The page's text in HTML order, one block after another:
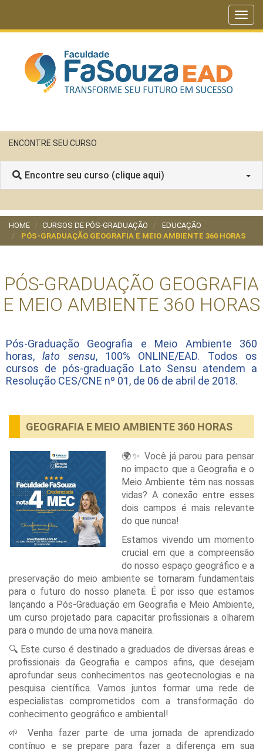
ENCONTRE SEU CURSO
Encontre seu curso (clique aqui)
HOME CURSOS DE PÓS-GRADUAÇÃO
EDUCAÇÃO
PÓS-GRADUAÇÃO GEOGRAFIA E MEIO AMBIENTE 360 HORAS
PÓS-GRADUAÇÃO GEOGRAFIA
E MEIO AMBIENTE 360 HORAS
Pós-Graduação Geografia e Meio Ambiente 360
horas,lato sensu, 100% ONLINE/EAD. Todos os
cursos de pós-graduação Lato Sensu atendem a
Resolução CES/CNE nº 01, de 06 de abril de 2018.
GEOGRAFIA E MEIO AMBIENTE 360 HORAS
🌍✨ Você já parou para pensar
no impacto que a Geografia e o
Meio Ambiente têm nas nossas
vidas? A conexão entre esses
dois campos é mais relevante
do que nunca!
Estamos vivendo um momento
crucial em que a compreensão
do nosso espaço geográfico e a
preservação do meio ambiente se tornaram fundamentais
para o futuro do nosso planeta. É por isso que estamos
lançando a Pós-Graduação em Geografia e Meio Ambiente,
um curso projetado para capacitar profissionais a olharem
para o mundo de uma nova maneira.
🔍 Este curso é destinado a graduados de diversas áreas e
profissionais da Geografia e campos afins, que desejam
aprofundar seus conhecimentos nas geotecnologias e na
pesquisa científica. Vamos juntos formar uma rede de
especialistas comprometidos com a transformação do
conhecimento geográfico e ambiental!
🌱 Venha fazer parte de uma jornada de aprendizado
contínuo e se prepare para fazer a diferença em sua